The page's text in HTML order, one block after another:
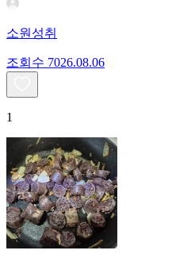
소원성취
조회수 7026.08.06
1